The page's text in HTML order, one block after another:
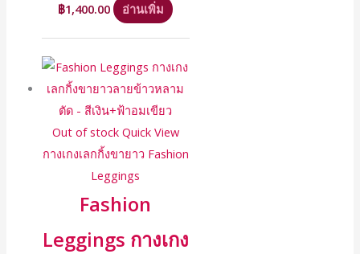
฿1,400.00 อ่านเพิ่ม
Out of stock Quick View
กางเกงเลกกิ้งขายาว Fashion
Leggings
Fashion
Leggings กางเกง